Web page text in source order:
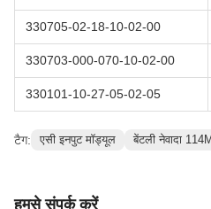
330705-02-18-10-02-00
330703-000-070-10-02-00
330101-10-27-05-02-05
टैग: एसी इनपुट मॉड्यूल बेंटली नेवादा
हमसे संपर्क करें